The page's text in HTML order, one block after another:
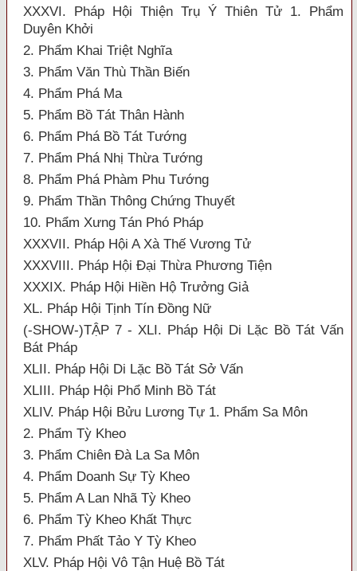
XXXVI. Pháp Hội Thiện Trụ Ý Thiên Tử 1. Phẩm
Duyên Khởi
2. Phẩm Khai Triệt Nghĩa
3. Phẩm Văn Thù Thần Biến
4. Phẩm Phá Ma
5. Phẩm Bồ Tát Thân Hành
6. Phẩm Phá Bồ Tát Tướng
7. Phẩm Phá Nhị Thừa Tướng
8. Phẩm Phá Phàm Phu Tướng
9. Phẩm Thần Thông Chứng Thuyết
10. Phẩm Xưng Tán Phó Pháp
XXXVII. Pháp Hội A Xà Thế Vương Tử
XXXVIII. Pháp Hội Đại Thừa Phương Tiện
XXXIX. Pháp Hội Hiền Hộ Trưởng Giả
XL. Pháp Hội Tịnh Tín Đồng Nữ
(-SHOW-)TẬP 7 - XLI. Pháp Hội Di Lặc Bồ Tát Vấn
Bát Pháp
XLII. Pháp Hội Di Lặc Bồ Tát Sở Vấn
XLIII. Pháp Hội Phổ Minh Bồ Tát
XLIV. Pháp Hội Bửu Lương Tự 1. Phẩm Sa Môn
2. Phẩm Tỳ Kheo
3. Phẩm Chiên Đà La Sa Môn
4. Phẩm Doanh Sự Tỳ Kheo
5. Phẩm A Lan Nhã Tỳ Kheo
6. Phẩm Tỳ Kheo Khất Thực
7. Phẩm Phất Tảo Y Tỳ Kheo
XLV. Pháp Hội Vô Tận Huệ Bồ Tát